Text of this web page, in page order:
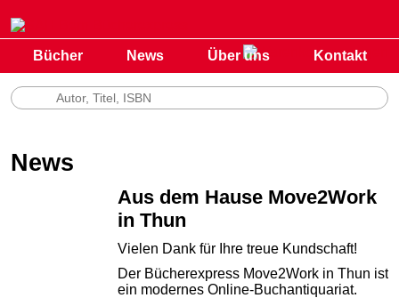
Bücher News Über uns Kontakt
News
Aus dem Hause Move2Work
in Thun
Vielen Dank für Ihre treue Kundschaft!
Der Bücherexpress Move2Work in Thun ist
ein modernes Online-Buchantiquariat.